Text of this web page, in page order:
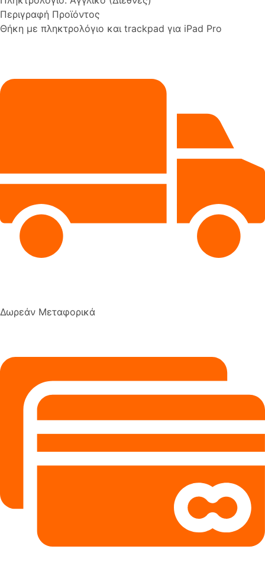
Περιγραφή Προϊόντος
Θήκη με πληκτρολόγιο και trackpad για iPad Pro
Δωρεάν Μεταφορικά